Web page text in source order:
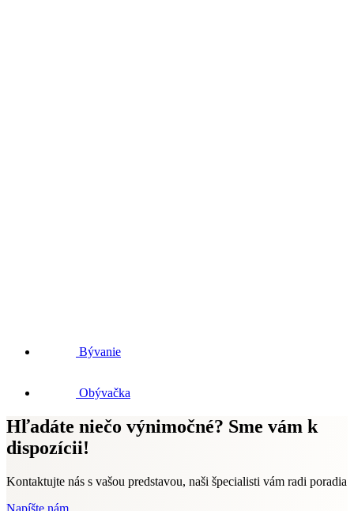
Bývanie
Obývačka
Hľadáte niečo výnimočné? Sme vám k
dispozícii!
Kontaktujte nás s vašou predstavou, naši špecialisti vám radi poradia
Napíšte nám